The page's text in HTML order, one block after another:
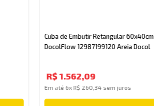
Cuba de Embutir Retangular 60x40cm
DocolFlow 12987199120 Areia Docol
R$ 1.562,09
Em até 6x R$ 260 34 sem juros